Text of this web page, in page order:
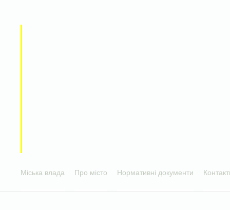
Міська влада Про місто Нормативні документи